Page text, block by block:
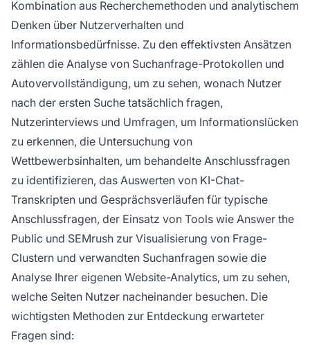
Kombination aus Recherchemethoden und analytischem
Denken über Nutzerverhalten und
Informationsbedürfnisse. Zu den effektivsten Ansätzen
zählen die Analyse von Suchanfrage-Protokollen und
Autovervollständigung, um zu sehen, wonach Nutzer
nach der ersten Suche tatsächlich fragen,
Nutzerinterviews und Umfragen, um Informationslücken
zu erkennen, die Untersuchung von
Wettbewerbsinhalten, um behandelte Anschlussfragen
zu identifizieren, das Auswerten von KI-Chat-
Transkripten und Gesprächsverläufen für typische
Anschlussfragen, der Einsatz von Tools wie Answer the
Public und SEMrush zur Visualisierung von Frage-
Clustern und verwandten Suchanfragen sowie die
Analyse Ihrer eigenen Website-Analytics, um zu sehen,
welche Seiten Nutzer nacheinander besuchen. Die
wichtigsten Methoden zur Entdeckung erwarteter
Fragen sind: